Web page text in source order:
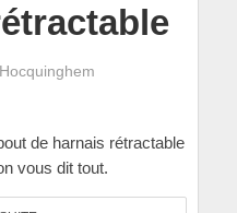
de harnais rétractable
vous dit tout.